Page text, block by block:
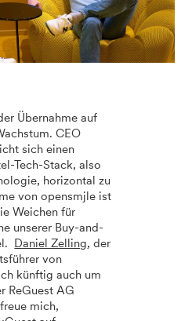
Übernahme auf
CEO
sich einen
Tech-Stack, also
horizontal zu
von opensmjle ist
Weichen für
unserer Buy-and-
Daniel Zelling, der
von
künftig auch um
ReGuest AG
mich,